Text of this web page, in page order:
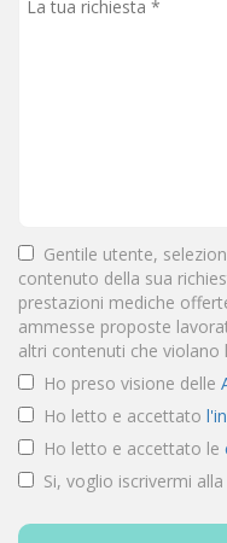
Gentile utente,
contenuto della sua
prestazioni mediche
ammesse proposte
altri contenuti che
Ho preso visione delle
Ho letto e accettato
Ho letto e accettato le
Si, voglio iscrivermi